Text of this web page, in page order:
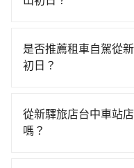
鐵較貴、費時、轉車
台中-嘉義一天最多有
站後，步行進站、現
鐘，再乘坐22~37分鐘
是否推薦租車自駕從
初日？
時不需要閉目養神（
當天就要來回，那在
從新驛旅店台中車站
嗎？